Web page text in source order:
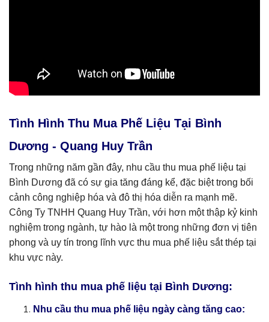
Tình Hình Thu Mua Phế Liệu Tại Bình
Dương - Quang Huy Trần
Trong những năm gần đây, nhu cầu thu mua phế liệu tại
Bình Dương đã có sự gia tăng đáng kể, đặc biệt trong bối
cảnh công nghiệp hóa và đô thị hóa diễn ra mạnh mẽ.
Công Ty TNHH Quang Huy Trần, với hơn một thập kỷ kinh
nghiệm trong ngành, tự hào là một trong những đơn vị tiên
phong và uy tín trong lĩnh vực thu mua phế liệu sắt thép tại
khu vực này.
Tình hình thu mua phế liệu tại Bình Dương:
Nhu cầu thu mua phế liệu ngày càng tăng cao: